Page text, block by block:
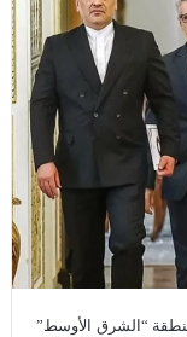
“الشرق الأوسط”